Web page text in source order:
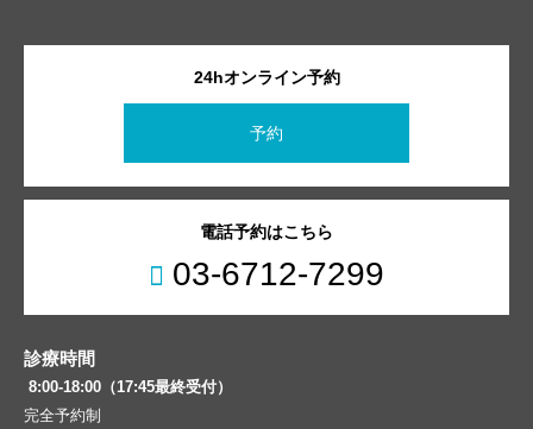
24hオンライン予約
予約
電話予約はこちら
03-6712-7299
診療時間
8:00-18:00（17:45最終受付）
完全予約制